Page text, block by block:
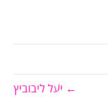
← יעל ליבוביץ